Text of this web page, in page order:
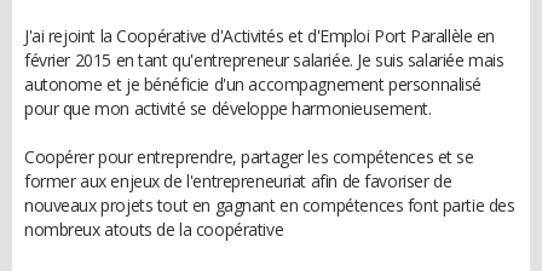
J'ai rejoint la Coopérative d'Activités et d'Emploi Port Parallèle en
février 2015 en tant qu'entrepreneur salariée. Je suis salariée mais
autonome et je bénéficie d'un accompagnement personnalisé
pour que mon activité se développe harmonieusement.
Coopérer pour entreprendre, partager les compétences et se
former aux enjeux de l'entrepreneuriat afin de favoriser de
nouveaux projets tout en gagnant en compétences font partie des
nombreux atouts de la coopérative